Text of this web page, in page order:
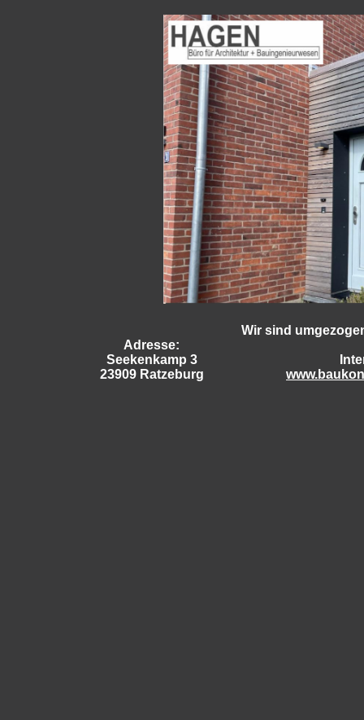
Adresse:
Seekenkamp 3
23909 Ratzeburg
Wir sind